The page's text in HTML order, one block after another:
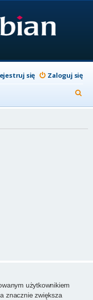
Zaloguj się
się
z
użytkownikiem
znacznie zwiększa